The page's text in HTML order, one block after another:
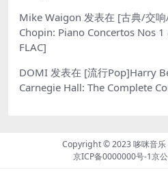
Mike Waigon 发表在 [古典/交
Chopin: Piano Concertos Nos
FLAC]
DOMI 发表在 [流行Pop]Harry
Carnegie Hall: The Complete
Copyright © 2023哆咪音乐
京ICP备0000000号-1京